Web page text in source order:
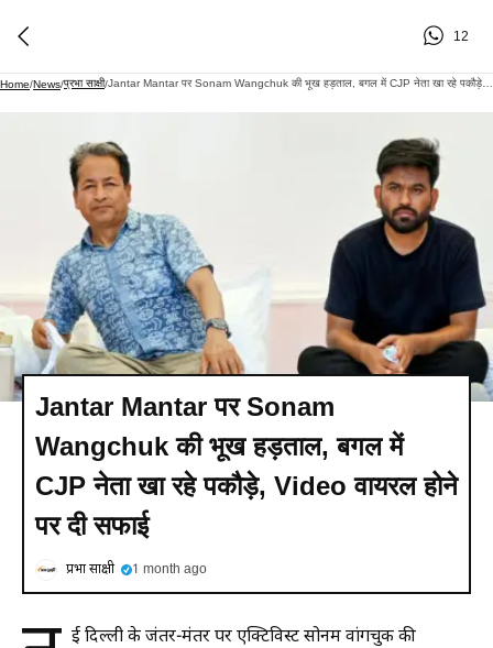
12
Home/News/प्रभा साक्षी/
Jantar Mantar पर Sonam
Wangchuk की भूख हड़ताल, बगल में
CJP नेता खा रहे पकौड़े, Video वायरल होने
पर दी सफाई
प्रभा साक्षी 1 month ago
ई दिल्ली के जंतर-मंतर पर एक्टिविस्ट सोनम वांगचुक की